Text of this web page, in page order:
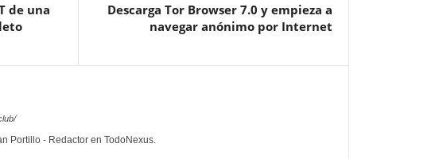
de una
Descarga Tor Browser 7.0 y empieza a
navegar anónimo por Internet
Portillo - Redactor en TodoNexus.